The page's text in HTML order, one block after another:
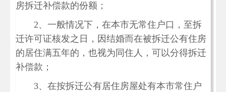
房拆迁补偿款的份额；
2、一般情况下，在本市无常住户口，至拆
迁许可证核发之日，因结婚而在被拆迁公有住房
的居住满五年的，也视为同住人，可以分得拆迁
补偿款；
3、在按拆迁公有居住房屋处有本市常住户